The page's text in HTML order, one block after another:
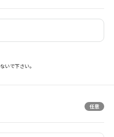
いで下さい。